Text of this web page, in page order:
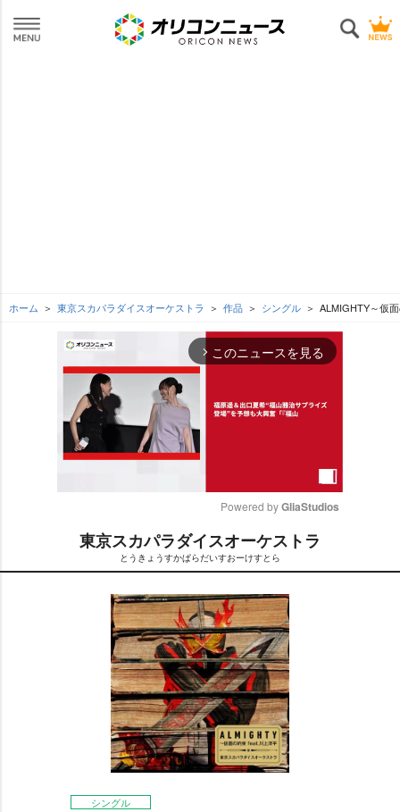
ホーム 東京スカパラダイスオーケストラ 作品 シングル ALMIGHTY～仮
arrow_forward_ios このニュースを見る
M
t
e
Powered by GliaStudios
東京スカパラダイスオーケストラ
とうきょうすかぱらだいすおーけすとら
シングル